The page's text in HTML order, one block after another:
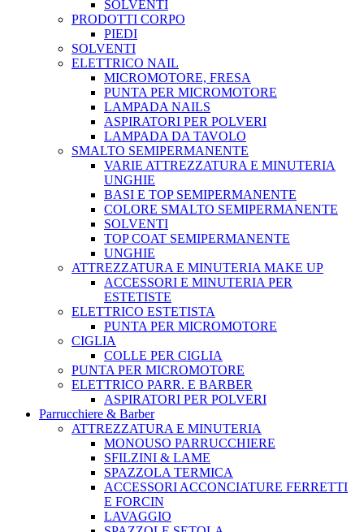
SOLVENTI
PRODOTTI CORPO
PIEDI
SOLVENTI
ELETTRICO NAIL
MICROMOTORE, FRESA
PUNTA PER MICROMOTORE
LAMPADA NAILS
ASPIRATORI PER POLVERI
LAMPADA DA TAVOLO
SMALTO SEMIPERMANENTE
VARIE ATTREZZATURA E MINUTERIA
UNGHIE
BASI E TOP SEMIPERMANENTE
COLORE SMALTO SEMIPERMANENTE
SOLVENTI
TOP COAT SEMIPERMANENTE
UNGHIE
ATTREZZATURA E MINUTERIA MAKE UP
ACCESSORI E MINUTERIA PER
ESTETISTE
ELETTRICO ESTETISTA
PUNTA PER MICROMOTORE
CIGLIA
COLLE PER CIGLIA
PUNTA PER MICROMOTORE
ELETTRICO PARR. E BARBER
ASPIRATORI PER POLVERI
Parrucchiere & Barber
ATTREZZATURA E MINUTERIA
MONOUSO PARRUCCHIERE
SFILZINI & LAME
SPAZZOLA TERMICA
ACCESSORI ACCONCIATURE FERRETTI
E FORCIN
LAVAGGIO